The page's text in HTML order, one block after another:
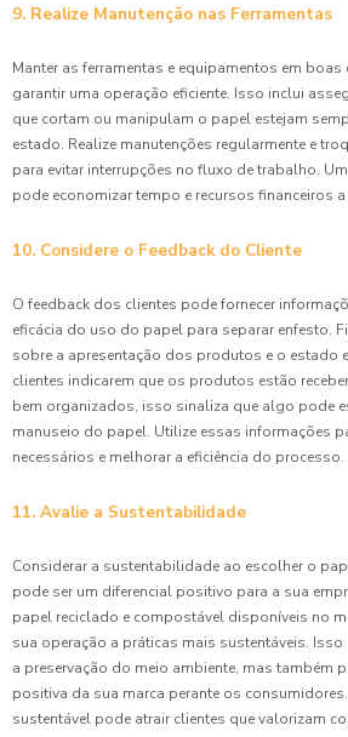
9. Realize Manutenção nas Ferramentas
Manter as ferramentas e equipamentos em
garantir uma operação eficiente. Isso inclui
que cortam ou manipulam o papel estejam
estado. Realize manutenções regularmente e
para evitar interrupções no fluxo de trabalho.
pode economizar tempo e recursos financeiros
10. Considere o Feedback do Cliente
O feedback dos clientes pode fornecer
eficácia do uso do papel para separar enfesto.
sobre a apresentação dos produtos e o estado
clientes indicarem que os produtos estão
bem organizados, isso sinaliza que algo pode
manuseio do papel. Utilize essas informações
necessários e melhorar a eficiência do processo.
11. Avalie a Sustentabilidade
Considerar a sustentabilidade ao escolher o
pode ser um diferencial positivo para a sua
papel reciclado e compostável disponíveis no
sua operação a práticas mais sustentáveis.
a preservação do meio ambiente, mas também
positiva da sua marca perante os
sustentável pode atrair clientes que valorizam